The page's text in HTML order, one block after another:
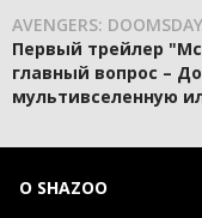
AVENGERS: DOOMSDAY
Первый трейлер
главный вопрос –
мультивселенную
О SHAZOO